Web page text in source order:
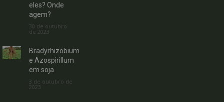
eles? Onde
agem?
30 de outubro
de 2023
Bradyrhizobium
e Azospirillum
em soja
3 de outubro de
2023